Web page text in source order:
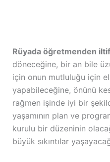
Rüyada öğretmenden
döneceğine, bir an bile
için onun mutluluğu için
yapabileceğine, önünü
rağmen işinde iyi bir
yaşamının plan ve
kurulu bir düzeninin
büyük sıkıntılar